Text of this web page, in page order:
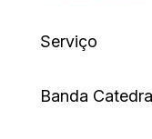
Serviço
Banda